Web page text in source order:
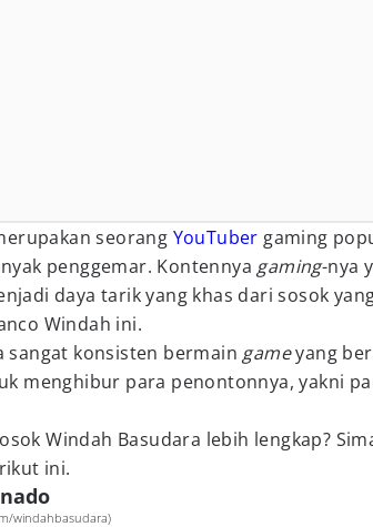
seorang YouTuber gaming
penggemar. Kontennya gaming-nya
daya tarik yang khas dari sosok
Windah ini.
sangat konsisten bermain gameyang
menghibur para penontonnya, yakni
Windah Basudara lebih lengkap?
ini.
windahbasudara)